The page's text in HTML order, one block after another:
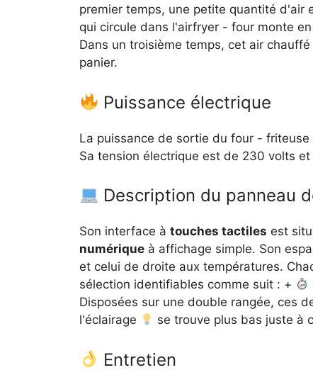
premier temps, une petite quantité d'air
qui circule dans l'airfryer - four monte
Dans un troisième temps, cet air
panier.
Puissance électrique
La puissance de sortie du four -
Sa tension électrique est de 230 volts
Description du panneau
Son interface à touches tactiles est
numérique à affichage simple. Son
et celui de droite aux températures.
sélection identifiables comme suit : +
Disposées sur une double rangée, ces
l'éclairage
se trouve plus bas juste à
Entretien